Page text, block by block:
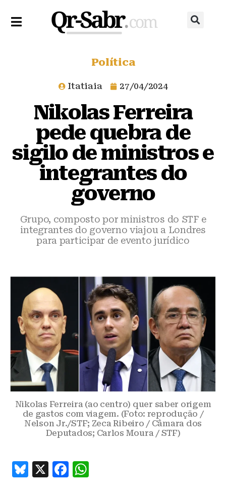
Política
Itatiaia 27/04/2024
Nikolas Ferreira
pede quebra de
sigilo de ministros e
integrantes do
governo
Grupo, composto por ministros do STF e
integrantes do governo viajou a Londres
para participar de evento jurídico
Nikolas Ferreira (ao centro) quer saber origem
de gastos com viagem. (Foto: reprodução /
Nelson Jr./STF; Zeca Ribeiro / Câmara dos
Deputados; Carlos Moura / STF)
B
X
F